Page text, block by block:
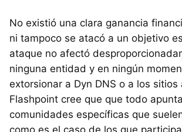
No existió una clara ganancia
ni tampoco se atacó a un objetivo
ataque no afectó
ninguna entidad y en ningún
extorsionar a Dyn DNS o a los sitios
Flashpoint cree que que todo
comunidades específicas que
como es el caso de los que